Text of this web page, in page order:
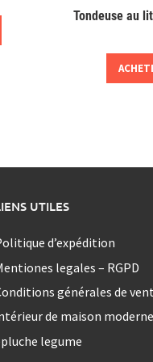
Tondeuse au
UTILES
d’expédition
legales – RGPD
générales de
de maison moderne
legume